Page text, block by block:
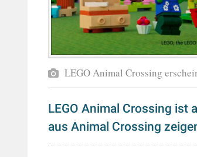
LEGO Animal Crossing
LEGO Animal Crossing ist
aus Animal Crossing